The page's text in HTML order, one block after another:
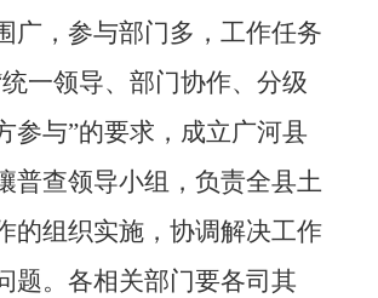
广，参与部门多，工作任务
统一领导、部门协作、分级
参与”的要求，成立广河县
普查领导小组，负责全县土
的组织实施，协调解决工作
题。各相关部门要各司其